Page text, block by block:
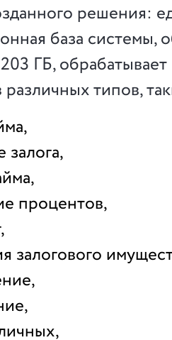
решения:
база системы,
ГБ,
типов,
залога,
процентов,
залогового